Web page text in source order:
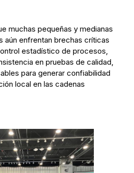
muchas pequeñas y medianas
aún enfrentan brechas críticas
estadístico de procesos,
en pruebas de calidad,
para generar confiabilidad
local en las cadenas